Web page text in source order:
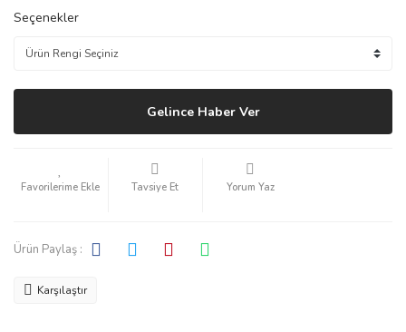
Seçenekler
Gelince Haber Ver
Tavsiye Et Yorum Yaz
Ürün Paylaş :
Karşılaştır